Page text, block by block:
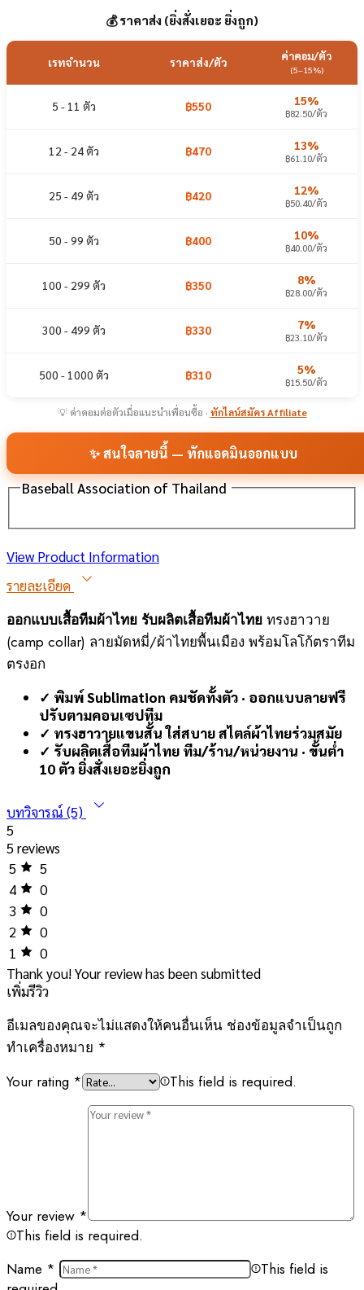
💰 ราคาส่ง (ยิ่งสั่งเยอะ ยิ่งถูก)
เรทจำนวน ราคาส่ง/ตัว ค่าคอม/ตัว
(5–15%)
5 - 11 ตัว ฿550 15%
฿82.50/ตัว
12 - 24 ตัว ฿470 13%
฿61.10/ตัว
25 - 49 ตัว ฿420 12%
฿50.40/ตัว
50 - 99 ตัว ฿400 10%
฿40.00/ตัว
100 - 299 ตัว ฿350 8%
฿28.00/ตัว
300 - 499 ตัว ฿330 7%
฿23.10/ตัว
500 - 1000 ตัว ฿310 5%
฿15.50/ตัว
💡 ค่าคอมต่อตัวเมื่อแนะนำเพื่อนซื้อ · ทักไลน์สมัคร Affiliate
✨ สนใจลายนี้ — ทักแอดมินออกแบบ
Baseball Association of Thailand
View Product Information
รายละเอียด
ออกแบบเสื้อทีมผ้าไทย รับผลิตเสื้อทีมผ้าไทย ทรงฮาวาย
(camp collar) ลายมัดหมี่/ผ้าไทยพื้นเมือง พร้อมโลโก้ตราทีม
ตรงอก
✓ พิมพ์ Sublimation คมชัดทั้งตัว · ออกแบบลายฟรี
ปรับตามคอนเซปทีม
✓ ทรงฮาวายแขนสั้น ใส่สบาย สไตล์ผ้าไทยร่วมสมัย
✓ รับผลิตเสื้อทีมผ้าไทย ทีม/ร้าน/หน่วยงาน · ขั้นต่ำ
10 ตัว ยิ่งสั่งเยอะยิ่งถูก
บทวิจารณ์ (5)
5
5 reviews
5
5
4
0
3
0
2
0
1
0
Thank you!Your review has been submitted
เพิ่มรีวิว
อีเมลของคุณจะไม่แสดงให้คนอื่นเห็น ช่องข้อมูลจำเป็นถูก
ทำเครื่องหมาย *
Your rating * This field is required.
Your review *
This field is required.
Name *
This field is